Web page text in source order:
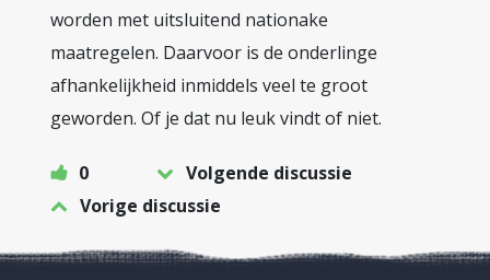
worden met uitsluitend nationake
maatregelen. Daarvoor is de onderlinge
afhankelijkheid inmiddels veel te groot
geworden. Of je dat nu leuk vindt of niet.
0
Volgende discussie
Vorige discussie